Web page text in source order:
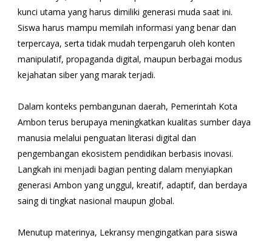
kunci utama yang harus dimiliki generasi muda saat ini.
Siswa harus mampu memilah informasi yang benar dan
terpercaya, serta tidak mudah terpengaruh oleh konten
manipulatif, propaganda digital, maupun berbagai modus
kejahatan siber yang marak terjadi.
Dalam konteks pembangunan daerah, Pemerintah Kota
Ambon terus berupaya meningkatkan kualitas sumber daya
manusia melalui penguatan literasi digital dan
pengembangan ekosistem pendidikan berbasis inovasi.
Langkah ini menjadi bagian penting dalam menyiapkan
generasi Ambon yang unggul, kreatif, adaptif, dan berdaya
saing di tingkat nasional maupun global.
Menutup materinya, Lekransy mengingatkan para siswa